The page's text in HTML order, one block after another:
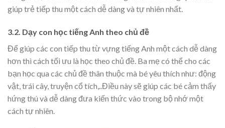
giúp trẻ tiếp thu một cách dễ dàng và tự nhiên nhất.
3.2. Dạy con học tiếng Anh theo chủ đề
Để giúp các con tiếp thu từ vựng tiếng Anh một cách dễ dàng
hơn thì cách tối ưu là học theo chủ đề. Ba mẹ có thể cho các
bạn học qua các chủ đề thân thuộc mà bé yêu thích như: động
vật, trái cây, truyện cổ tích,..Điều này sẽ giúp các bé cảm thấy
hứng thú và dễ dàng đưa kiến thức vào trong bộ nhớ một
cách tự nhiên.